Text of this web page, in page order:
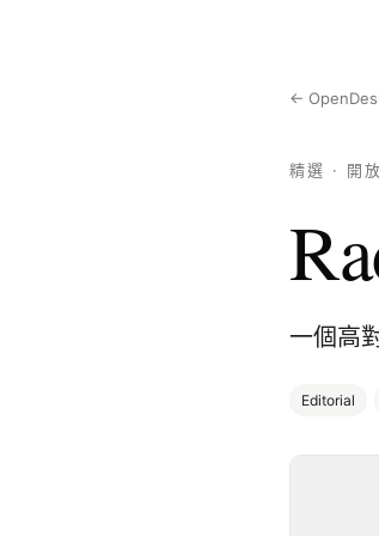
←
精選 · 開
一個高
Editorial